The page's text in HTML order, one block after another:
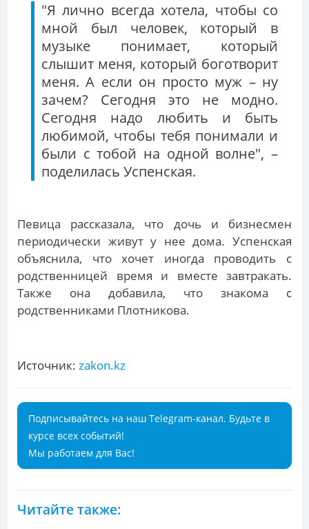
"Я лично всегда хотела, чтобы со
мной был человек, который в
музыке понимает, который
слышит меня, который боготворит
меня. А если он просто муж – ну
зачем? Сегодня это не модно.
Сегодня надо любить и быть
любимой, чтобы тебя понимали и
были с тобой на одной волне", –
поделилась Успенская.
Певица рассказала, что дочь и бизнесмен
периодически живут у нее дома. Успенская
объяснила, что хочет иногда проводить с
родственницей время и вместе завтракать.
Также она добавила, что знакома с
родственниками Плотникова.
Источник: zakon.kz
Подписывайтесь на наш Telegram-канал. Будьте в
курсе всех событий!
Мы работаем для Вас!
Читайте также: